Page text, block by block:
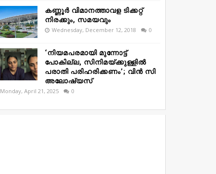
കണ്ണൂർ വിമാനത്താവള ടിക്കറ്റ്
നിരക്കും, സമയവും
Wednesday, December 12, 2018 0
‘നിയമപരമായി മുന്നോട്ട്
പോകില്ല, സിനിമയ്ക്കുള്ളിൽ
പരാതി പരിഹരിക്കണം’; വിൻ സി
അലോഷ്യസ്
Monday, April 21, 2025 0